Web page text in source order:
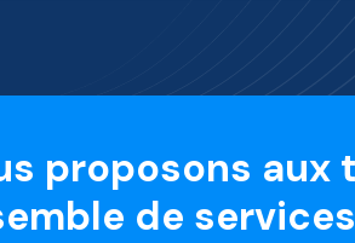
proposons aux
de